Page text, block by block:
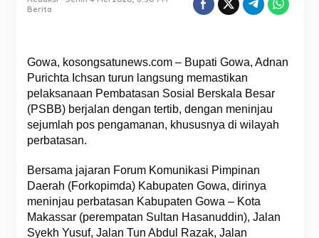
Berita
Gowa, kosongsatunews.com – Bupati Gowa, Adnan
Purichta Ichsan turun langsung memastikan
pelaksanaan Pembatasan Sosial Berskala Besar
(PSBB) berjalan dengan tertib, dengan meninjau
sejumlah pos pengamanan, khususnya di wilayah
perbatasan.
Bersama jajaran Forum Komunikasi Pimpinan
Daerah (Forkopimda) Kabupaten Gowa, dirinya
meninjau perbatasan Kabupaten Gowa – Kota
Makassar (perempatan Sultan Hasanuddin), Jalan
Syekh Yusuf, Jalan Tun Abdul Razak, Jalan